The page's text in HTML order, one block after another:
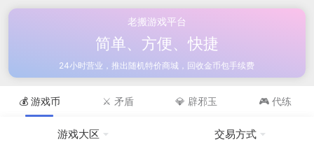
老搬游戏平台
简单、方便、快捷
24小时营业，推出随机特价商城，回收金币包手续费
💰 游戏币 ⚔️ 矛盾 💎 辟邪玉 🎮 代练
游戏大区 交易方式